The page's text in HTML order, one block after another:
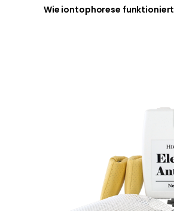
Wie iontophorese funktioniert